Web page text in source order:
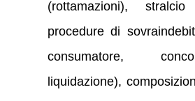
(rottamazioni),
procedure di
consumatore,
liquidazione),